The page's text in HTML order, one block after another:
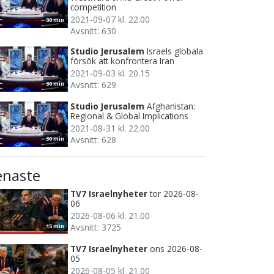
30 min
competition
2021-09-07 kl. 22.00
Avsnitt: 630
30 min
Studio Jerusalem Israels globala
försök att konfrontera Iran
2021-09-03 kl. 20.15
Avsnitt: 629
30 min
Studio Jerusalem Afghanistan:
Regional & Global Implications
2021-08-31 kl. 22.00
Avsnitt: 628
15 min
TV7 Israelnyheter tor 2026-08-
06
2026-08-06 kl. 21.00
Avsnitt: 3725
TV7 Israelnyheter ons 2026-08-
05
2026-08-05 kl. 21.00